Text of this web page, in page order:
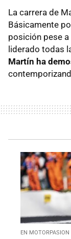
La carrera de
Básicamente
posición pese a
liderado todas
Martín ha
EN